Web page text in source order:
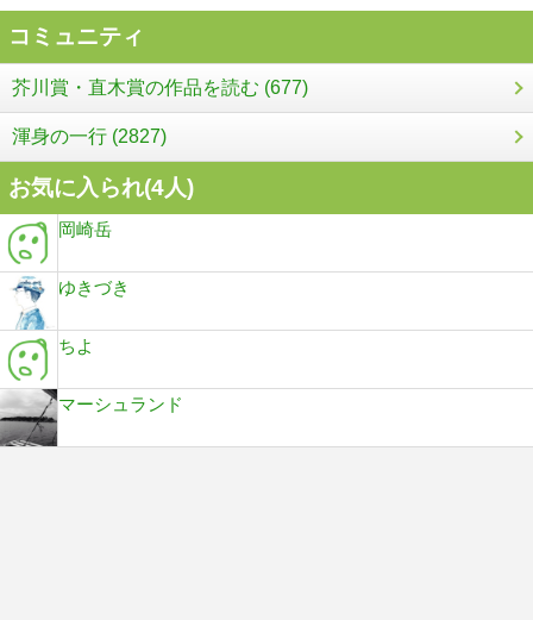
コミュニティ
芥川賞・直木賞の作品を読む (677)
渾身の一行 (2827)
お気に入られ(4人)
岡崎岳
ゆきづき
ちよ
マーシュランド